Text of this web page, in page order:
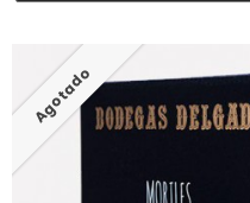
Agotado